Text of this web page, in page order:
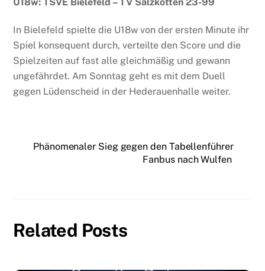
In Bielefeld spielte die U18w von der ersten Minute ihr
Spiel konsequent durch, verteilte den Score und die
Spielzeiten auf fast alle gleichmäßig und gewann
ungefährdet. Am Sonntag geht es mit dem Duell
gegen Lüdenscheid in der Hederauenhalle weiter.
Phänomenaler Sieg gegen den Tabellenführer
Fanbus nach Wulfen
Related Posts